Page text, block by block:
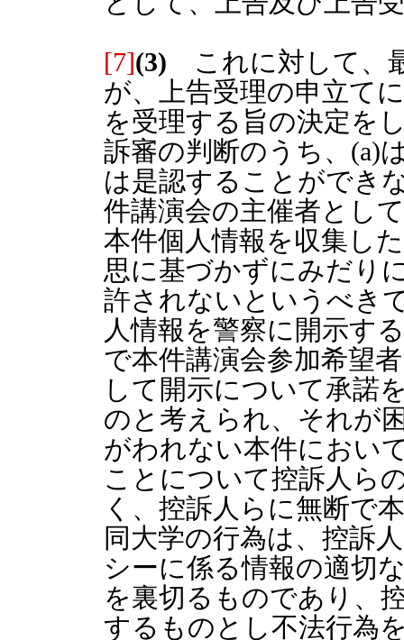
[7](3) これに対して、
が、上告受理の申立て
を受理する旨の決定を
訴審の判断のうち、(a)
は是認することができ
件講演会の主催者とし
本件個人情報を収集し
思に基づかずにみだり
許されないというべき
人情報を警察に開示す
で本件講演会参加希望
して開示について承諾
のと考えられ、それが
がわれない本件におい
ことについて控訴人ら
く、控訴人らに無断で
同大学の行為は、控訴
シーに係る情報の適切
を裏切るものであり、
するものとし不法行為